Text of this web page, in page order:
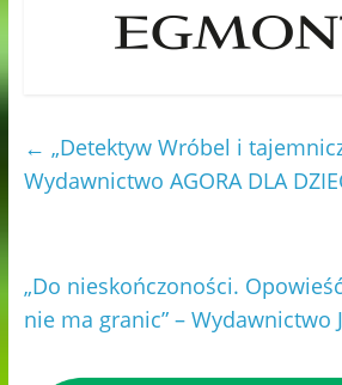
← „Detektyw Wróbel i
Wydawnictwo AGORA DLA
„Do nieskończoności.
nie ma granic” – Wydawnictwo